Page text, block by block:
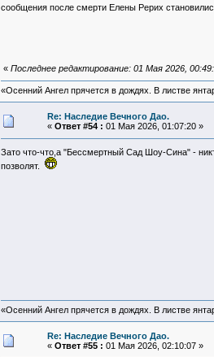
сообщения после смерти Елены Рерих
« Последнее редактирование: 01 Мая 2026,
«Осенний Ангел прячется в дождях. В листве
Re: Наследие Вечного Дао.
« Ответ #54 : 01 Мая 2026, 01:07:20 »
Зато что-что,а "Бессмертный Сад Шоу-Сина" -
позволят.
«Осенний Ангел прячется в дождях. В листве
Re: Наследие Вечного Дао.
« Ответ #55 : 01 Мая 2026, 02:10:07 »